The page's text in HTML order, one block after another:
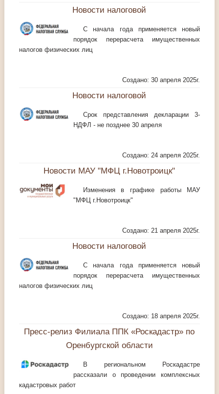
Новости налоговой
С начала года применяется новый
порядок перерасчета имущественных
налогов физических лиц
Создано: 30 апреля 2025г.
Новости налоговой
Срок представления декларации 3-
НДФЛ - не позднее 30 апреля
Создано: 24 апреля 2025г.
Новости МАУ "МФЦ г.Новотроицк"
Изменения в графике работы МАУ
"МФЦ г.Новотроицк"
Создано: 21 апреля 2025г.
Новости налоговой
С начала года применяется новый
порядок перерасчета имущественных
налогов физических лиц
Создано: 18 апреля 2025г.
Пресс-релиз Филиала ППК «Роскадастр» по
Оренбургской области
В региональном Роскадастре
рассказали о проведении комплексных
кадастровых работ